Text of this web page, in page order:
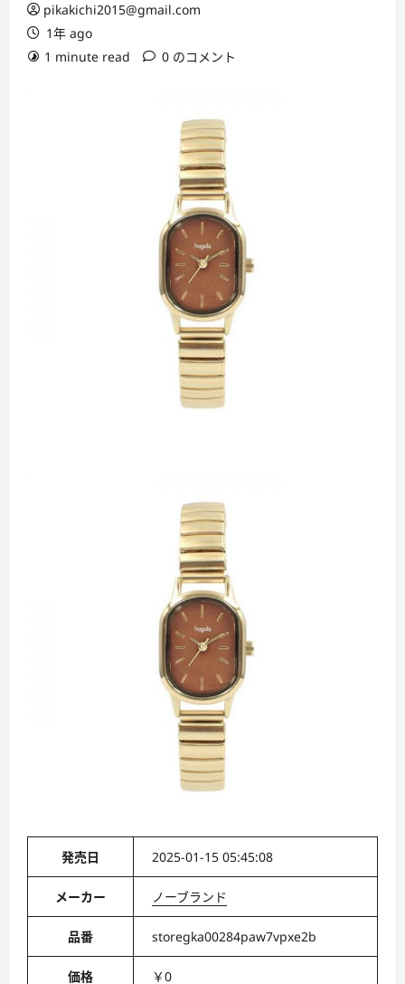
pikakichi2015@gmail.com
1年 ago
1 minute read
0 のコメント
発売日 2025-01-15 05:45:08
メーカー ノーブランド
品番 storegka00284paw7vpxe2b
価格 ￥0